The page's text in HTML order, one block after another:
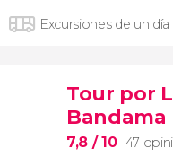
Excursiones de un día
Tour por
Bandama
7,8 / 10 47